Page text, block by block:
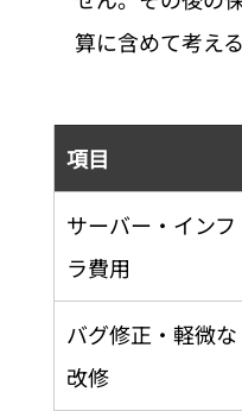
算に含めて考え
項目
サーバー・インフ
ラ費用
バグ修正・軽微な
改修